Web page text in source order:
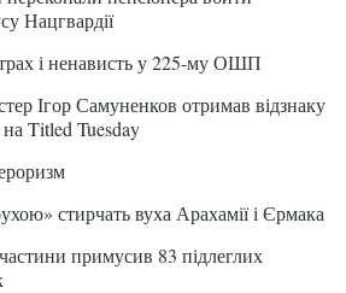
Нацгвардії
і ненависть у 225-му ОШП
Ігор Самуненков отримав відзнаку
Titled Tuesday
стирчать вуха Арахамії і Єрмака
примусив 83 підлеглих